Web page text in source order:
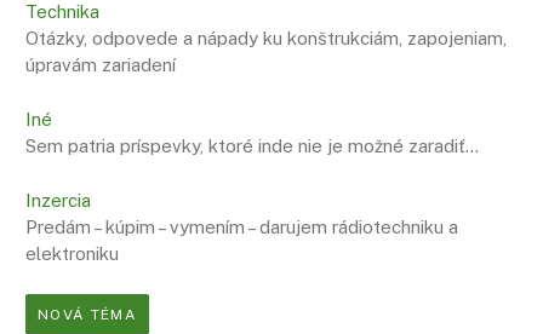
Technika
Otázky, odpovede a nápady ku konštrukciám, zapojeniam,
úpravám zariadení
Iné
Sem patria príspevky, ktoré inde nie je možné zaradiť…
Inzercia
Predám – kúpim – vymením – darujem rádiotechniku a
elektroniku
NOVÁ TÉMA